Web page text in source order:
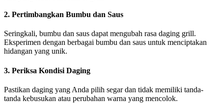
2. Pertimbangkan Bumbu dan Saus
Seringkali, bumbu dan saus dapat mengubah rasa daging grill.
Eksperimen dengan berbagai bumbu dan saus untuk menciptakan
hidangan yang unik.
3. Periksa Kondisi Daging
Pastikan daging yang Anda pilih segar dan tidak memiliki tanda-
tanda kebusukan atau perubahan warna yang mencolok.